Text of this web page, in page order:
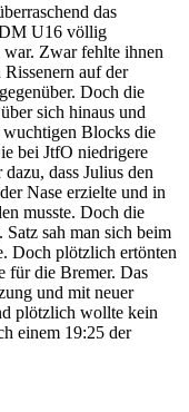
das
DM U16 völlig
war. Zwar fehlte ihnen
auf der
Doch die
sich hinaus und
Blocks die
bei JtfO niedrigere
dass Julius den
Nase erzielte und in
musste. Doch die
sah man sich beim
Doch plötzlich ertönten
für die Bremer. Das
und mit neuer
plötzlich wollte kein
einem 19:25 der